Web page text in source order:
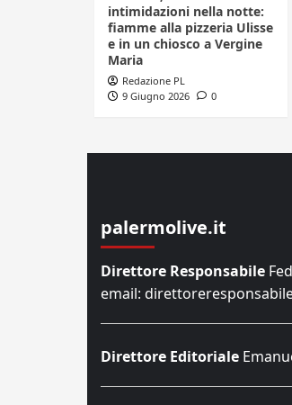
intimidazioni nella notte:
fiamme alla pizzeria Ulisse
e in un chiosco a Vergine
Maria
Redazione PL
9 Giugno 2026
0
palermolive.it
Direttore Responsabile
email:
Direttore Editoriale